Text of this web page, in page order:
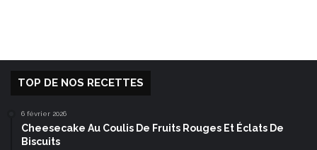
TOP DE NOS RECETTES
6 février 2026
Cheesecake Au Coulis De Fruits Rouges Et Éclats De
Biscuits